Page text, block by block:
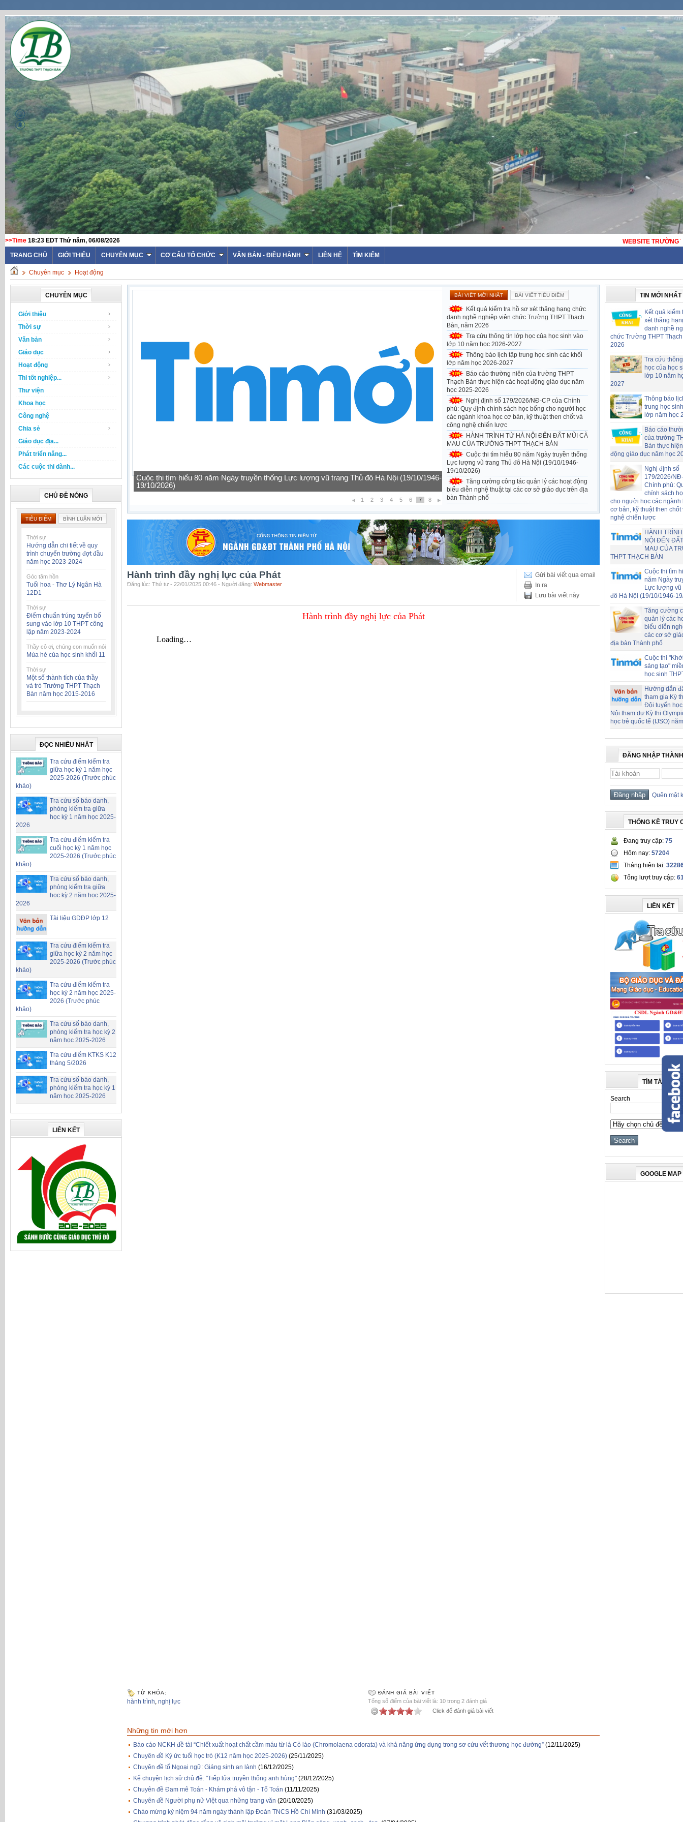
>>Time 18:23 EDT Thứ năm, 06/08/2026
WEBSITE TRƯỜNG THPT THẠCH BÀN - HÀ NỘI -
TRANG CHỦ
GIỚI THIỆU CHUYÊN MỤC CƠ CẤU TỔ CHỨC VĂN BẢN - ĐIỀU HÀNH LIÊN HỆ TÌM KIẾM
Chuyên mục Hoạt động
CHUYÊN MỤC
Giới thiệu
Thời sự
Văn bản
Giáo dục
Hoạt động
Thi tốt nghiệp...
Thư viện
Khoa học
Công nghệ
Chia sẻ
Giáo dục địa...
Phát triển năng...
Các cuộc thi dành...
CHỦ ĐỀ NÓNG
TIÊU ĐIỂM BÌNH LUẬN MỚI
Thời sự
Hướng dẫn chi tiết về quy
trình chuyển trường đợt đầu
năm học 2023-2024
Góc tâm hồn
Tuổi hoa - Thơ Lý Ngân Hà
12D1
Thời sự
Điểm chuẩn trúng tuyển bổ
sung vào lớp 10 THPT công
lập năm 2023-2024
Thầy cô ơi, chúng con muốn nói
Mùa hè của học sinh khối 11
Thời sự
Một số thành tích của thầy
và trò Trường THPT Thạch
Bàn năm học 2015-2016
ĐỌC NHIỀU NHẤT
Tra cứu điểm kiểm tra
giữa học kỳ 1 năm học
2025-2026 (Trước phúc
khảo)
Tra cứu số báo danh,
phòng kiểm tra giữa
học kỳ 1 năm học 2025-
2026
Tra cứu điểm kiểm tra
cuối học kỳ 1 năm học
2025-2026 (Trước phúc
khảo)
Tra cứu số báo danh,
phòng kiểm tra giữa
học kỳ 2 năm học 2025-
2026
Tài liệu GDĐP lớp 12
Tra cứu điểm kiểm tra
giữa học kỳ 2 năm học
2025-2026 (Trước phúc
khảo)
Tra cứu điểm kiểm tra
học kỳ 2 năm học 2025-
2026 (Trước phúc
khảo)
Tra cứu số báo danh,
phòng kiểm tra học kỳ 2
năm học 2025-2026
Tra cứu điểm KTKS K12
tháng 5/2026
Tra cứu số báo danh,
phòng kiểm tra học kỳ 1
năm học 2025-2026
LIÊN KẾT
Cuộc thi tìm hiểu 80 năm Ngày truyền thống Lực lượng vũ trang Thủ đô Hà Nội (19/10/1946-
19/10/2026)
1 2 3 4 5 6 7 8
BÀI VIẾT MỚI NHẤT BÀI VIẾT TIÊU ĐIỂM
Kết quả kiểm tra hồ sơ xét thăng hạng chức
danh nghề nghiệp viên chức Trường THPT Thạch
Bàn, năm 2026
Tra cứu thông tin lớp học của học sinh vào
lớp 10 năm học 2026-2027
Thông báo lịch tập trung học sinh các khối
lớp năm học 2026-2027
Báo cáo thường niên của trường THPT
Thạch Bàn thực hiện các hoạt động giáo dục năm
học 2025-2026
Nghị định số 179/2026/NĐ-CP của Chính
phủ: Quy định chính sách học bổng cho người học
các ngành khoa học cơ bản, kỹ thuật then chốt và
công nghệ chiến lược
HÀNH TRÌNH TỪ HÀ NỘI ĐẾN ĐẤT MŨI CÀ
MAU CỦA TRƯỜNG THPT THẠCH BÀN
Cuộc thi tìm hiểu 80 năm Ngày truyền thống
Lực lượng vũ trang Thủ đô Hà Nội (19/10/1946-
19/10/2026)
Tăng cường công tác quản lý các hoạt động
biểu diễn nghệ thuật tại các cơ sở giáo dục trên địa
bàn Thành phố
Gửi bài viết qua email
In ra
Lưu bài viết này
Hành trình đầy nghị lực của Phát
Đăng lúc: Thứ tư - 22/01/2025 00:46 - Người đăng: Webmaster
Hành trình đầy nghị lực của Phát
TỪ KHÓA:
hành trình, nghị lực
ĐÁNH GIÁ BÀI VIẾT
Tổng số điểm của bài viết là: 10 trong 2 đánh giá
Click để đánh giá bài viết
Những tin mới hơn
Báo cáo NCKH đề tài “Chiết xuất hoạt chất cầm máu từ lá Cỏ lào (Chromolaena odorata) và khả năng ứng dụng trong sơ cứu vết thương học đường” (12/11/2025)
Chuyên đề Ký ức tuổi học trò (K12 năm học 2025-2026) (25/11/2025)
Chuyên đề tổ Ngoại ngữ: Giáng sinh an lành (16/12/2025)
Kể chuyện lịch sử chủ đề: "Tiếp lửa truyền thống anh hùng" (28/12/2025)
Chuyên đề Đam mê Toán - Khám phá vô tận - Tổ Toán (11/11/2025)
Chuyên đề Người phụ nữ Việt qua những trang văn (20/10/2025)
Chào mừng kỷ niệm 94 năm ngày thành lập Đoàn TNCS Hồ Chí Minh (31/03/2025)
TIN MỚI NHẤT
Kết quả kiểm
xét thăng
danh nghề
chức Trường THPT
2026
Tra cứu
học của học
lớp 10 năm
2027
Thông báo
trung học
lớp năm học
Báo cáo
của trường
Bàn thực
động giáo dục năm học
Nghị định số
179/2026/
Chính phủ:
chính sách
cho người học các ngành
cơ bản, kỹ thuật then chốt
nghệ chiến lược
HÀNH
NỘI ĐẾN
MAU CỦA
THPT THẠCH BÀN
Cuộc thi tìm
năm Ngày
Lực lượng vũ
đô Hà Nội (19/10/1946-
Tăng cường
quản lý các
biểu diễn
các cơ sở
địa bàn Thành phố
Cuộc thi
sáng tạo"
học sinh
Hướng dẫn
tham gia Kỳ
Đội tuyển
Nội tham dự Kỳ thi
học trẻ quốc tế (IJSO)
ĐĂNG NHẬP
Quên mật
THỐNG KÊ TRUY
Đang truy cập: 75
Hôm nay: 57204
Tháng hiện tại:
Tổng lượt truy cập:
LIÊN KẾT
TÌM TÀI LIỆU
Search
GOOGLE MAP